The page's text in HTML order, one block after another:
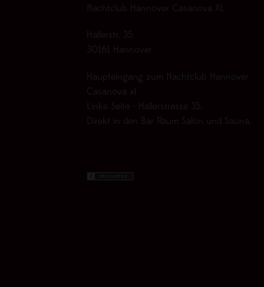
Nachtclub Hannover Casanova XL
Hallerstr. 35
30161 Hannover
Haupteingang zum Nachtclub Hannover
Casanova xl
Linke Seite - Hallerstrasse 35.
Direkt in den Bar Raum Salon und Sauna.